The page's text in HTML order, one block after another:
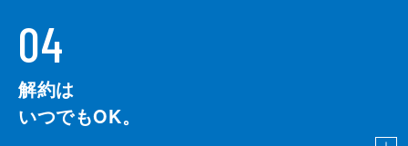
04
解約は
いつでもOK。